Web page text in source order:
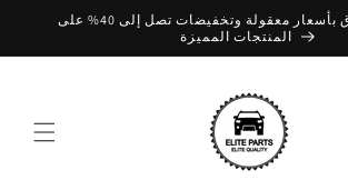
إلىاستمتع بالتسوق بأسعار معقولة وتخفيضات تصل إلى 40% على
المنتجات المميزة